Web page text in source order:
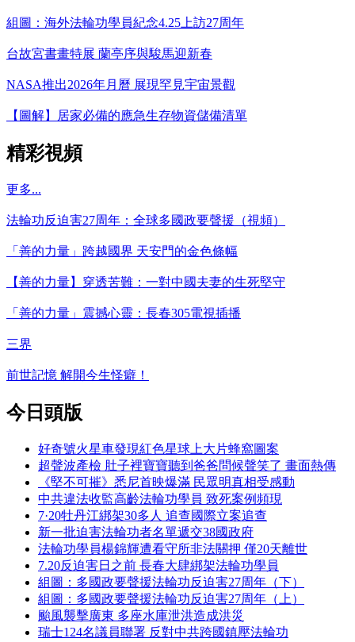
組圖：海外法輪功學員紀念4.25上訪27周年
台故宮書畫特展 蘭亭序與駿馬迎新春
NASA推出2026年月曆 展現罕見宇宙景觀
【圖解】居家必備的應急生存物資儲備清單
精彩視頻
更多...
法輪功反迫害27周年：全球多國政要聲援（視頻）
「善的力量」跨越國界 天安門的金色條幅
【善的力量】穿透苦難：一對中國夫妻的生死堅守
「善的力量」震撼心靈：長春305電視插播
三界
前世記憶 解開今生怪癖！
今日頭版
好奇號火星車發現紅色星球上大片蜂窩圖案
超聲波產檢 肚子裡寶寶聽到爸爸問候聲笑了 畫面熱傳
《堅不可摧》悉尼首映爆滿 民眾明真相受感動
中共違法收監高齡法輪功學員 致死案例頻現
7·20牡丹江綁架30多人 追查國際立案追查
新一批迫害法輪功者名單遞交38國政府
法輪功學員楊錦輝遭看守所非法關押 僅20天離世
7.20反迫害日之前 長春大肆綁架法輪功學員
組圖：多國政要聲援法輪功反迫害27周年（下）
組圖：多國政要聲援法輪功反迫害27周年（上）
颱風襲擊廣東 多座水庫泄洪造成洪災
瑞士124名議員聯署 反對中共跨國鎮壓法輪功